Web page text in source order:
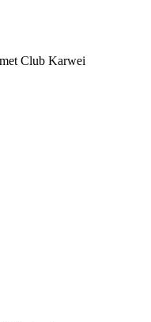
Club Karwei